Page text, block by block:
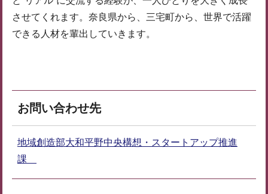
させてくれます。奈良県から、三宅町から、世界で活躍
できる人材を輩出していきます。
お問い合わせ先
地域創造部大和平野中央構想・スタートアップ推進
課